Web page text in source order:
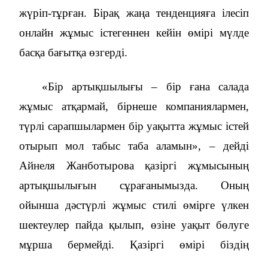
жүріп-тұрған. Бірақ жаңа тенденцияға ілесіп
онлайн жұмыс істегеннен кейін өмірі мүлде
басқа бағытқа өзгерді.
«Бір артықшылығы – бір ғана салада
жұмыс атқармай, бірнеше компаниялармен,
түрлі сарапшылармен бір уақытта жұмыс істей
отырып мол табыс таба аламын», – дейді
Айнеля Жанботырова қазіргі жұмысының
артықшылығын сұрағанымызда. Оның
ойынша дәстүрлі жұмыс стилі өмірге үлкен
шектеулер пайда қылып, өзіне уақыт бөлуге
мұрша бермейді. Қазіргі өмірі біздің